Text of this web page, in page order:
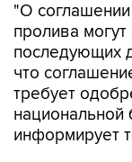
"О
пролива
последующих
что
требует
национальной
информирует